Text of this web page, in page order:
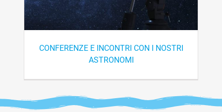
CONFERENZE E INCONTRI CON I NOSTRI
ASTRONOMI